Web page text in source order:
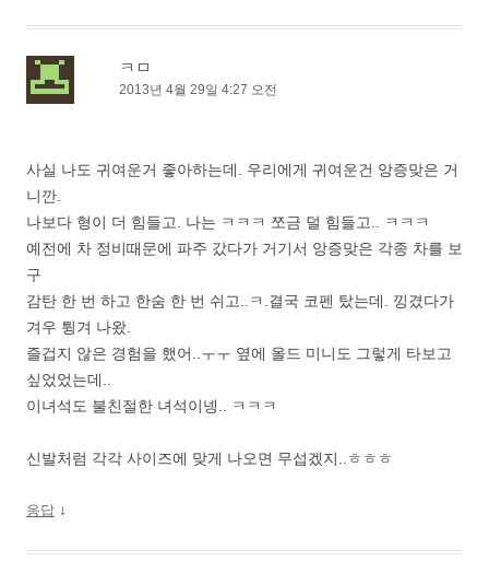
ㅋㅁ
2013년 4월 29일 4:27 오전
사실 나도 귀여운거 좋아하는데. 우리에게 귀여운건 앙증맞은 거
니깐.
나보다 형이 더 힘들고. 나는 ㅋㅋㅋ 쪼금 덜 힘들고.. ㅋㅋㅋ
예전에 차 정비때문에 파주 갔다가 거기서 앙증맞은 각종 차를 보
구
감탄 한 번 하고 한숨 한 번 쉬고..ㅋ.결국 코펜 탔는데. 낑겼다가
겨우 튕겨 나왔.
즐겁지 않은 경험을 했어..ㅜㅜ 옆에 올드 미니도 그렇게 타보고
싶었었는데..
이녀석도 불친절한 녀석이넹.. ㅋㅋㅋ
신발처럼 각각 사이즈에 맞게 나오면 무섭겠지..ㅎㅎㅎ
응답 ↓